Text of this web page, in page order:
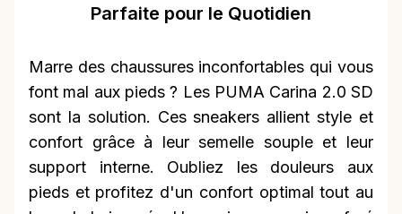
Parfaite pour le Quotidien
Marre des chaussures inconfortables qui vous
font mal aux pieds ? Les PUMA Carina 2.0 SD
sont la solution. Ces sneakers allient style et
confort grâce à leur semelle souple et leur
support interne. Oubliez les douleurs aux
pieds et profitez d'un confort optimal tout au